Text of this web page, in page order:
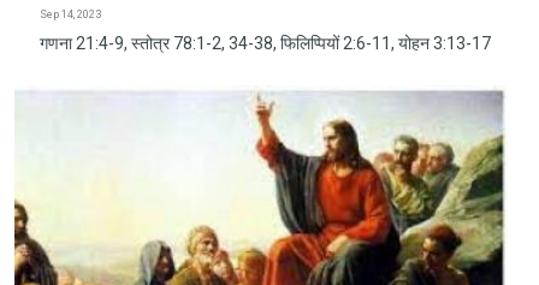
Sep 14, 2023
गणना 21:4-9, स्तोत्र 78:1-2, 34-38, फिलिप्पियों 2:6-11, योहन 3:13-17